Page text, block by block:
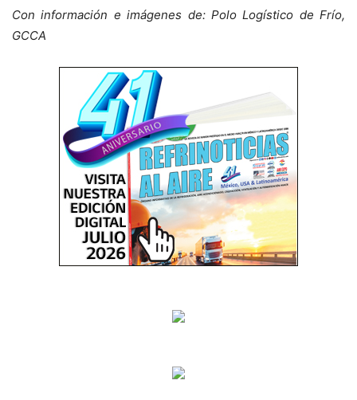
Con información e imágenes de: Polo Logístico de Frío,
GCCA